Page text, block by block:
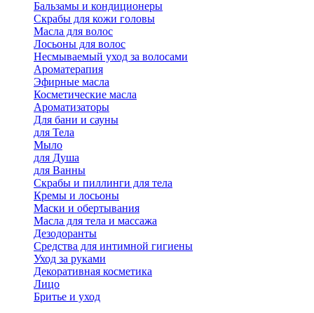
Бальзамы и кондиционеры
Скрабы для кожи головы
Масла для волос
Лосьоны для волос
Несмываемый уход за волосами
Ароматерапия
Эфирные масла
Косметические масла
Ароматизаторы
Для бани и сауны
для Тела
Мыло
для Душа
для Ванны
Скрабы и пиллинги для тела
Кремы и лосьоны
Маски и обертывания
Масла для тела и массажа
Дезодоранты
Средства для интимной гигиены
Уход за руками
Декоративная косметика
Лицо
Бритье и уход